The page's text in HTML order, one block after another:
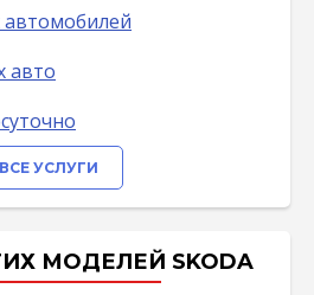
авто
ВСЕ УСЛУГИ
МОДЕЛЕЙ SKODA